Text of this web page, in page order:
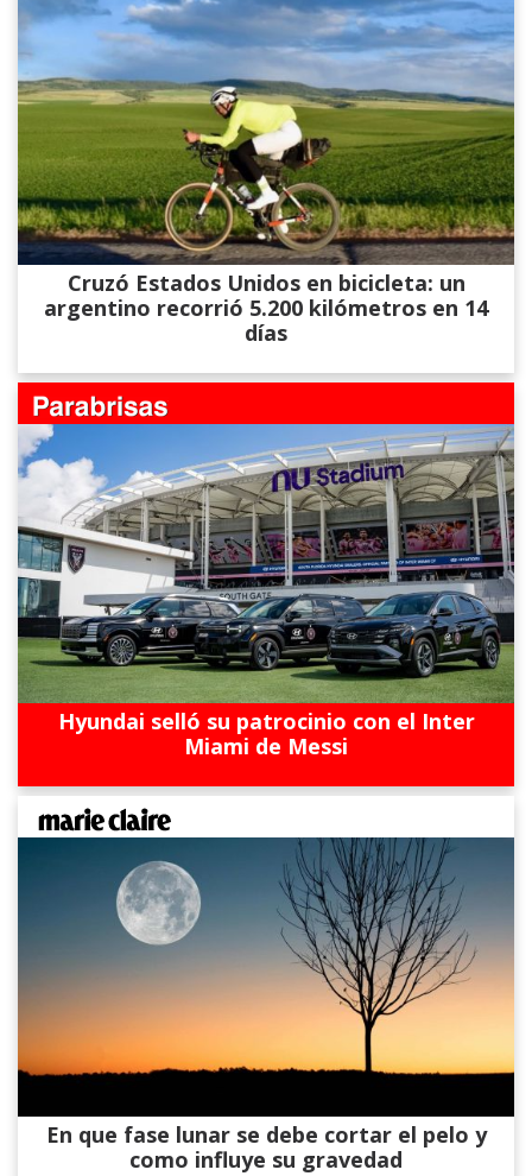
Cruzó Estados Unidos en bicicleta: un
argentino recorrió 5.200 kilómetros en 14
días
Hyundai selló su patrocinio con el Inter
Miami de Messi
En que fase lunar se debe cortar el pelo y
como influye su gravedad